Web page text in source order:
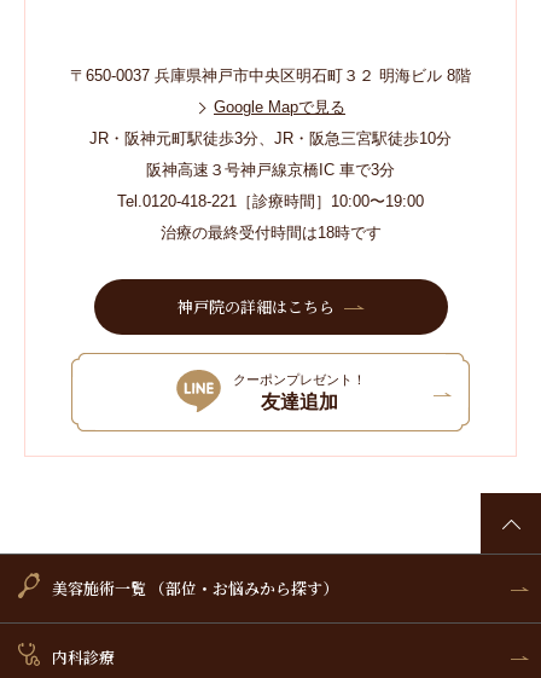
〒650-0037 兵庫県神戸市中央区明石町３２ 明海ビル 8階
Google Mapで見る
JR・阪神元町駅徒歩3分、JR・阪急三宮駅徒歩10分
阪神高速３号神戸線京橋IC 車で3分
Tel.0120-418-221［診療時間］10:00〜19:00
治療の最終受付時間は18時です
神戸院の詳細はこちら
クーポンプレゼント！
友達追加
美容施術一覧 （部位・お悩みから探す）
内科診療